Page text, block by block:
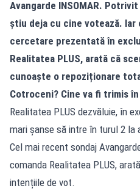
Avangarde INSOMAR.
știu deja cu cine votează.
cercetare prezentată în
Realitatea PLUS, arată că
cunoaște o repoziționare
Cotroceni? Cine va fi trimis în
Realitatea PLUS dezvăluie, în
mari șanse să intre în turul 2 la
Cel mai recent sondaj
comanda Realitatea PLUS,
intențiile de vot.